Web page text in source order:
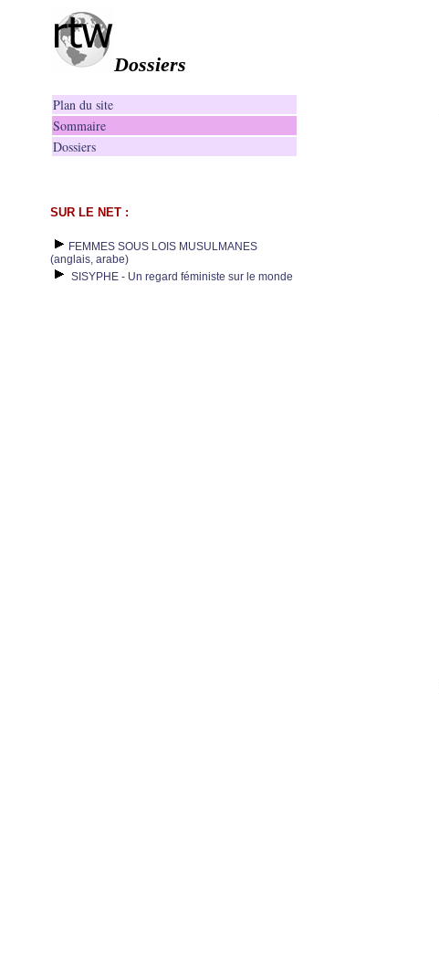
Dossiers
Plan du site
Sommaire
Dossiers
SUR LE NET :
FEMMES SOUS LOIS MUSULMANES
(anglais, arabe)
SISYPHE - Un regard féministe sur le monde